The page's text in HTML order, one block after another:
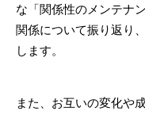
な「関係性のメンテナ
関係について振り返り
します。
また、お互いの変化や